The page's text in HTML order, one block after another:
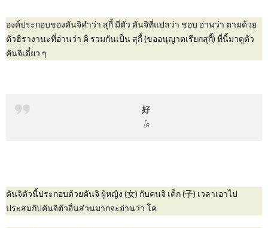
องค์ประกอบของคันจิคำว่า สุกี้ มีตัว คันจิที่แปลว่า ชอบ อ่านว่า ตามด้วย
ตัวฮิรางานะที่อ่านว่า คิ รวมกันเป็น สุกี้ (ขออนุญาตเรียกสุกี้) ที่นี้มาดูตัว
คันจิเดี๋ยว ๆ
好
โค
คันจิตัวนี้ประกอบด้วยคันจิ ผู้หญิง (女) กับคนจิ เด็ก (子) เวลาเอาไป
ประสมกับคันจิตัวอื่นส่วนมากจะอ่านว่า โค